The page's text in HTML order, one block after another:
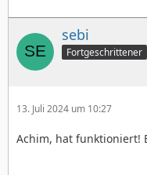
sebi
Fortgeschrittener
13. Juli 2024 um 10:27
Achim, hat funktioniert!